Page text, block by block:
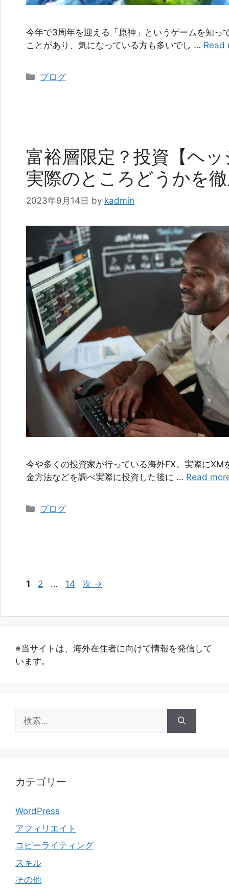
今年で3周年を迎える「原神」というゲームを知っ
ことがあり、気になっている方も多いでし … Read
カ
ブログ
富裕層限定？投資【ヘ
実際のところどうかを
2023年9月14日 by kadmin
今や多くの投資家が行っている海外FX。実際にXM
金方法などを調べ実際に投資した後に … Read
カ
ブログ
ペ
1
ペ
2 …
ペ
14 次 →
※当サイトは、海外在住者に向けて情報を発信して
います。
索:
カテゴリー
WordPress
アフィリエイト
コピーライティング
スキル
その他